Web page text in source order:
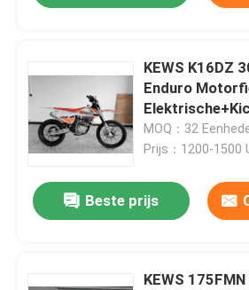
KEWS K16DZ
Enduro
Crossmotor
MOQ：32
Prijs：1200-1500
Beste prijs
KEWS